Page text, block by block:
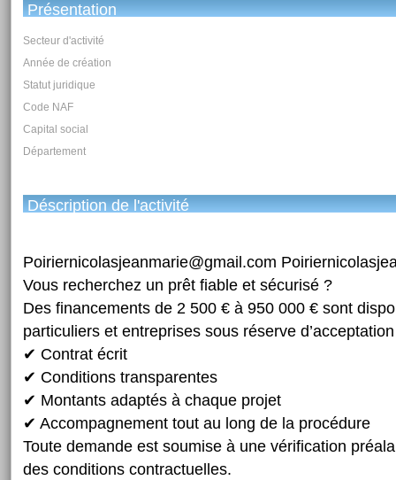
Présentation
Secteur d'activité
Année de création
Statut juridique
Code NAF
Capital social
Département
Déscription de l'activité
Poiriernicolasjeanmarie@gmail.com
Vous recherchez un prêt fiable et sécurisé ?
Des financements de 2 500 € à 950 000 € sont
particuliers et entreprises sous réserve
✔ Contrat écrit
✔ Conditions transparentes
✔ Montants adaptés à chaque projet
✔ Accompagnement tout au long de la procédure
Toute demande est soumise à une vérification
des conditions contractuelles.